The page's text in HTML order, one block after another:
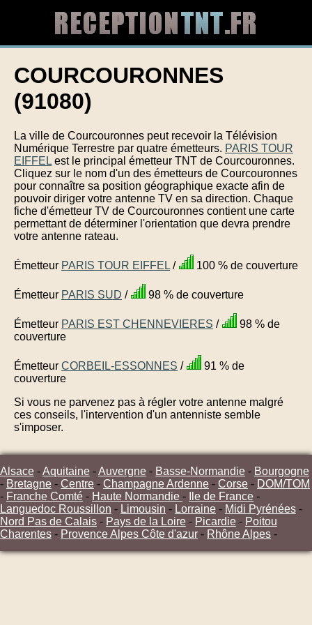
COURCOURONNES
(91080)
La ville de Courcouronnes peut recevoir la Télévision
Numérique Terrestre par quatre émetteurs. PARIS TOUR
EIFFEL est le principal émetteur TNT de Courcouronnes.
Cliquez sur le nom d'un des émetteurs de Courcouronnes
pour connaître sa position géographique exacte afin de
pouvoir diriger votre antenne TV en sa direction. Chaque
fiche d'émetteur TV de Courcouronnes contient une carte
permettant de déterminer l'orientation que devra prendre
votre antenne rateau.
Émetteur PARIS TOUR EIFFEL / 100 % de couverture
Émetteur PARIS SUD / 98 % de couverture
Émetteur PARIS EST CHENNEVIERES /
98 % de
couverture
Émetteur CORBEIL-ESSONNES /
91 % de
couverture
Si vous ne parvenez pas à régler votre antenne malgré
ces conseils, l'intervention d'un antenniste semble
s'imposer.
Alsace -Aquitaine -Auvergne - Basse-Normandie - Bourgogne
- Bretagne - Centre - Champagne Ardenne - Corse - DOM/TOM
- Franche Comté - Haute Normandie - Ile de France -
Languedoc Roussillon - Limousin - Lorraine - Midi Pyrénées -
Nord Pas de Calais - Pays de la Loire - Picardie - Poitou
Charentes - Provence Alpes Côte d'azur - Rhône Alpes -